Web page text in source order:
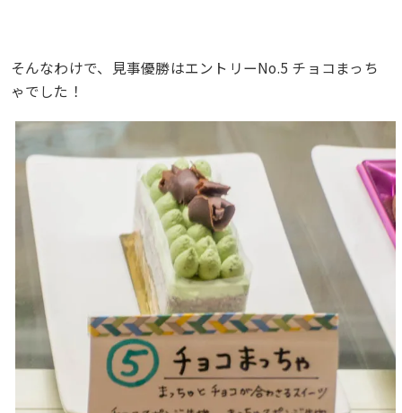
そんなわけで、見事優勝はエントリーNo.5 チョコまっち
ゃでした！